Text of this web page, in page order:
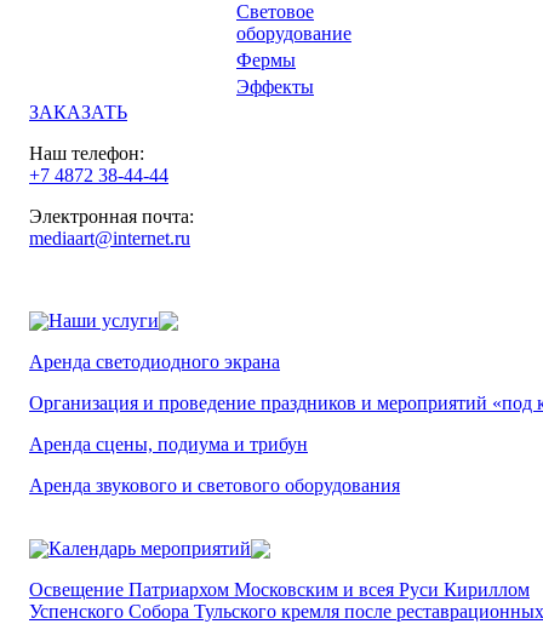
Световое
оборудование
Фермы
Эффекты
ЗАКАЗАТЬ
Наш телефон:
+7 4872 38-44-44
Электронная почта:
mediaart@internet.ru
Наши услуги
Аренда светодиодного экрана
Организация и проведение праздников и мероприятий «под
Аренда сцены, подиума и трибун
Аренда звукового и светового оборудования
Календарь мероприятий
Освещение Патриархом Московским и всея Руси Кириллом
Успенского Собора Тульского кремля после